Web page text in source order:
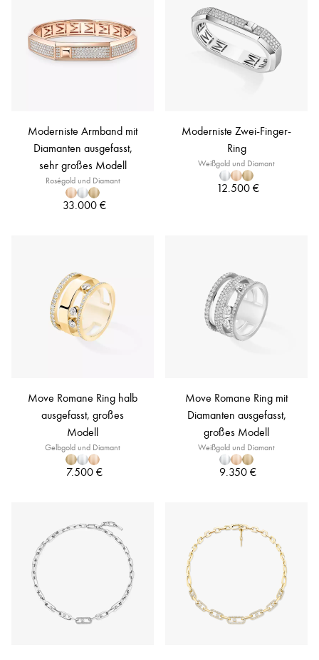
Moderniste Armband mit
Diamanten ausgefasst,
sehr großes Modell
Roségold und Diamant
33.000 €
Moderniste Zwei-Finger-
Ring
Weißgold und Diamant
12.500 €
Move Romane Ring halb
ausgefasst, großes
Modell
Gelbgold und Diamant
7.500 €
Move Romane Ring mit
Diamanten ausgefasst,
großes Modell
Weißgold und Diamant
9.350 €